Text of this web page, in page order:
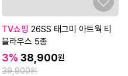
TV쇼핑
블라우스 5종
3% 38,900원
39,900원